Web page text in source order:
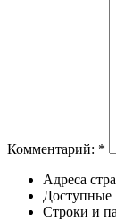
Комментарий: *
Адреса
Доступные
Строки и